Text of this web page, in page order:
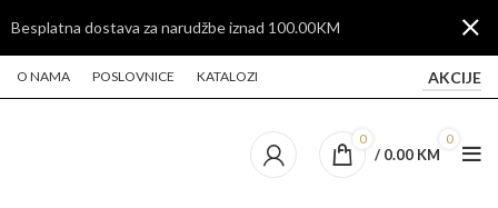
O NAMA POSLOVNICE KATALOZI AKCIJE
0 0
/ 0.00 KM
Besplatna dostava za narudžbe iznad 100.00KM